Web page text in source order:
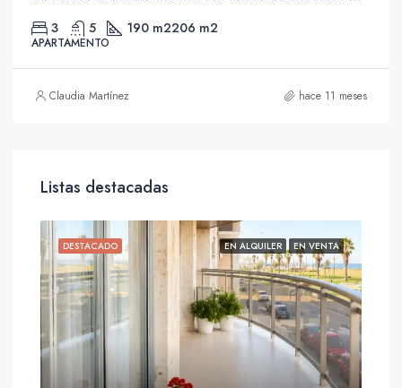
3 5 190 m2206 m2
APARTAMENTO
Claudia Martínez hace 11 meses
Listas destacadas
EN ALQUILER EN VENTA
DESTACADO